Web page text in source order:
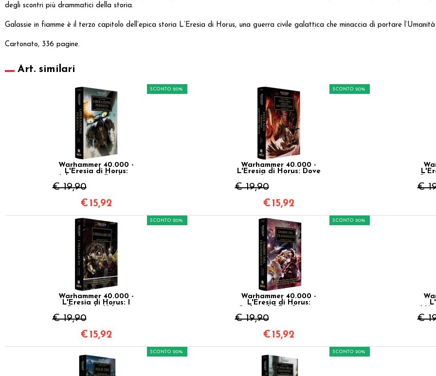
degli scontri più drammatici della storia.
Galassie in fiamme è il terzo capitolo dell’epica storia L’Eresia di Horus, una guerra civile galattica che minaccia di portare l’Umanità
Cartonato, 336 pagine.
Art. similari
Warhammer 40.000 -
L'Eresia di Horus:
€ 19,90
SCONTO 20%
€ 15,92
Warhammer 40.000 -
L'Eresia di Horus: Dove
Piede Vol.21
€ 19,90
SCONTO 20%
€ 15,92
€
Warhammer 40.000 -
L'Eresia di Horus: I
€ 19,90
SCONTO 20%
€ 15,92
Warhammer 40.000 -
L'Eresia di Horus:
Vol.22
€ 19,90
SCONTO 20%
€ 15,92
€
SCONTO 20% SCONTO 20%